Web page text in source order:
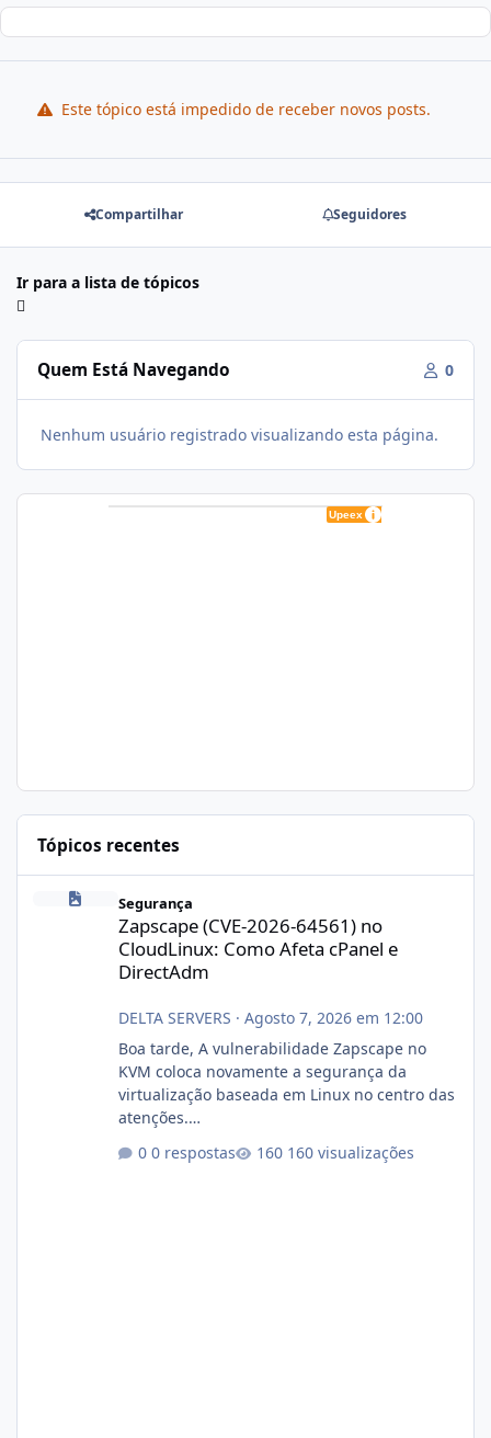
Este tópico está impedido de receber novos posts.
Compartilhar Seguidores
Ir para a lista de tópicos
Quem Está Navegando 0
Nenhum usuário registrado visualizando esta página.
Tópicos recentes
Zapscape (CVE-2026-64561) no CloudLinux: Como Afeta cPanel
Segurança
Zapscape (CVE-2026-64561) no
CloudLinux: Como Afeta cPanel e
DirectAdm
DELTA SERVERS · Agosto 7, 2026 em 12:00
Boa tarde, A vulnerabilidade Zapscape no
KVM coloca novamente a segurança da
virtualização baseada em Linux no centro das
atenções.
xjx23zz5f Criamos uma breve explicação:
0 respostas 160 visualizações